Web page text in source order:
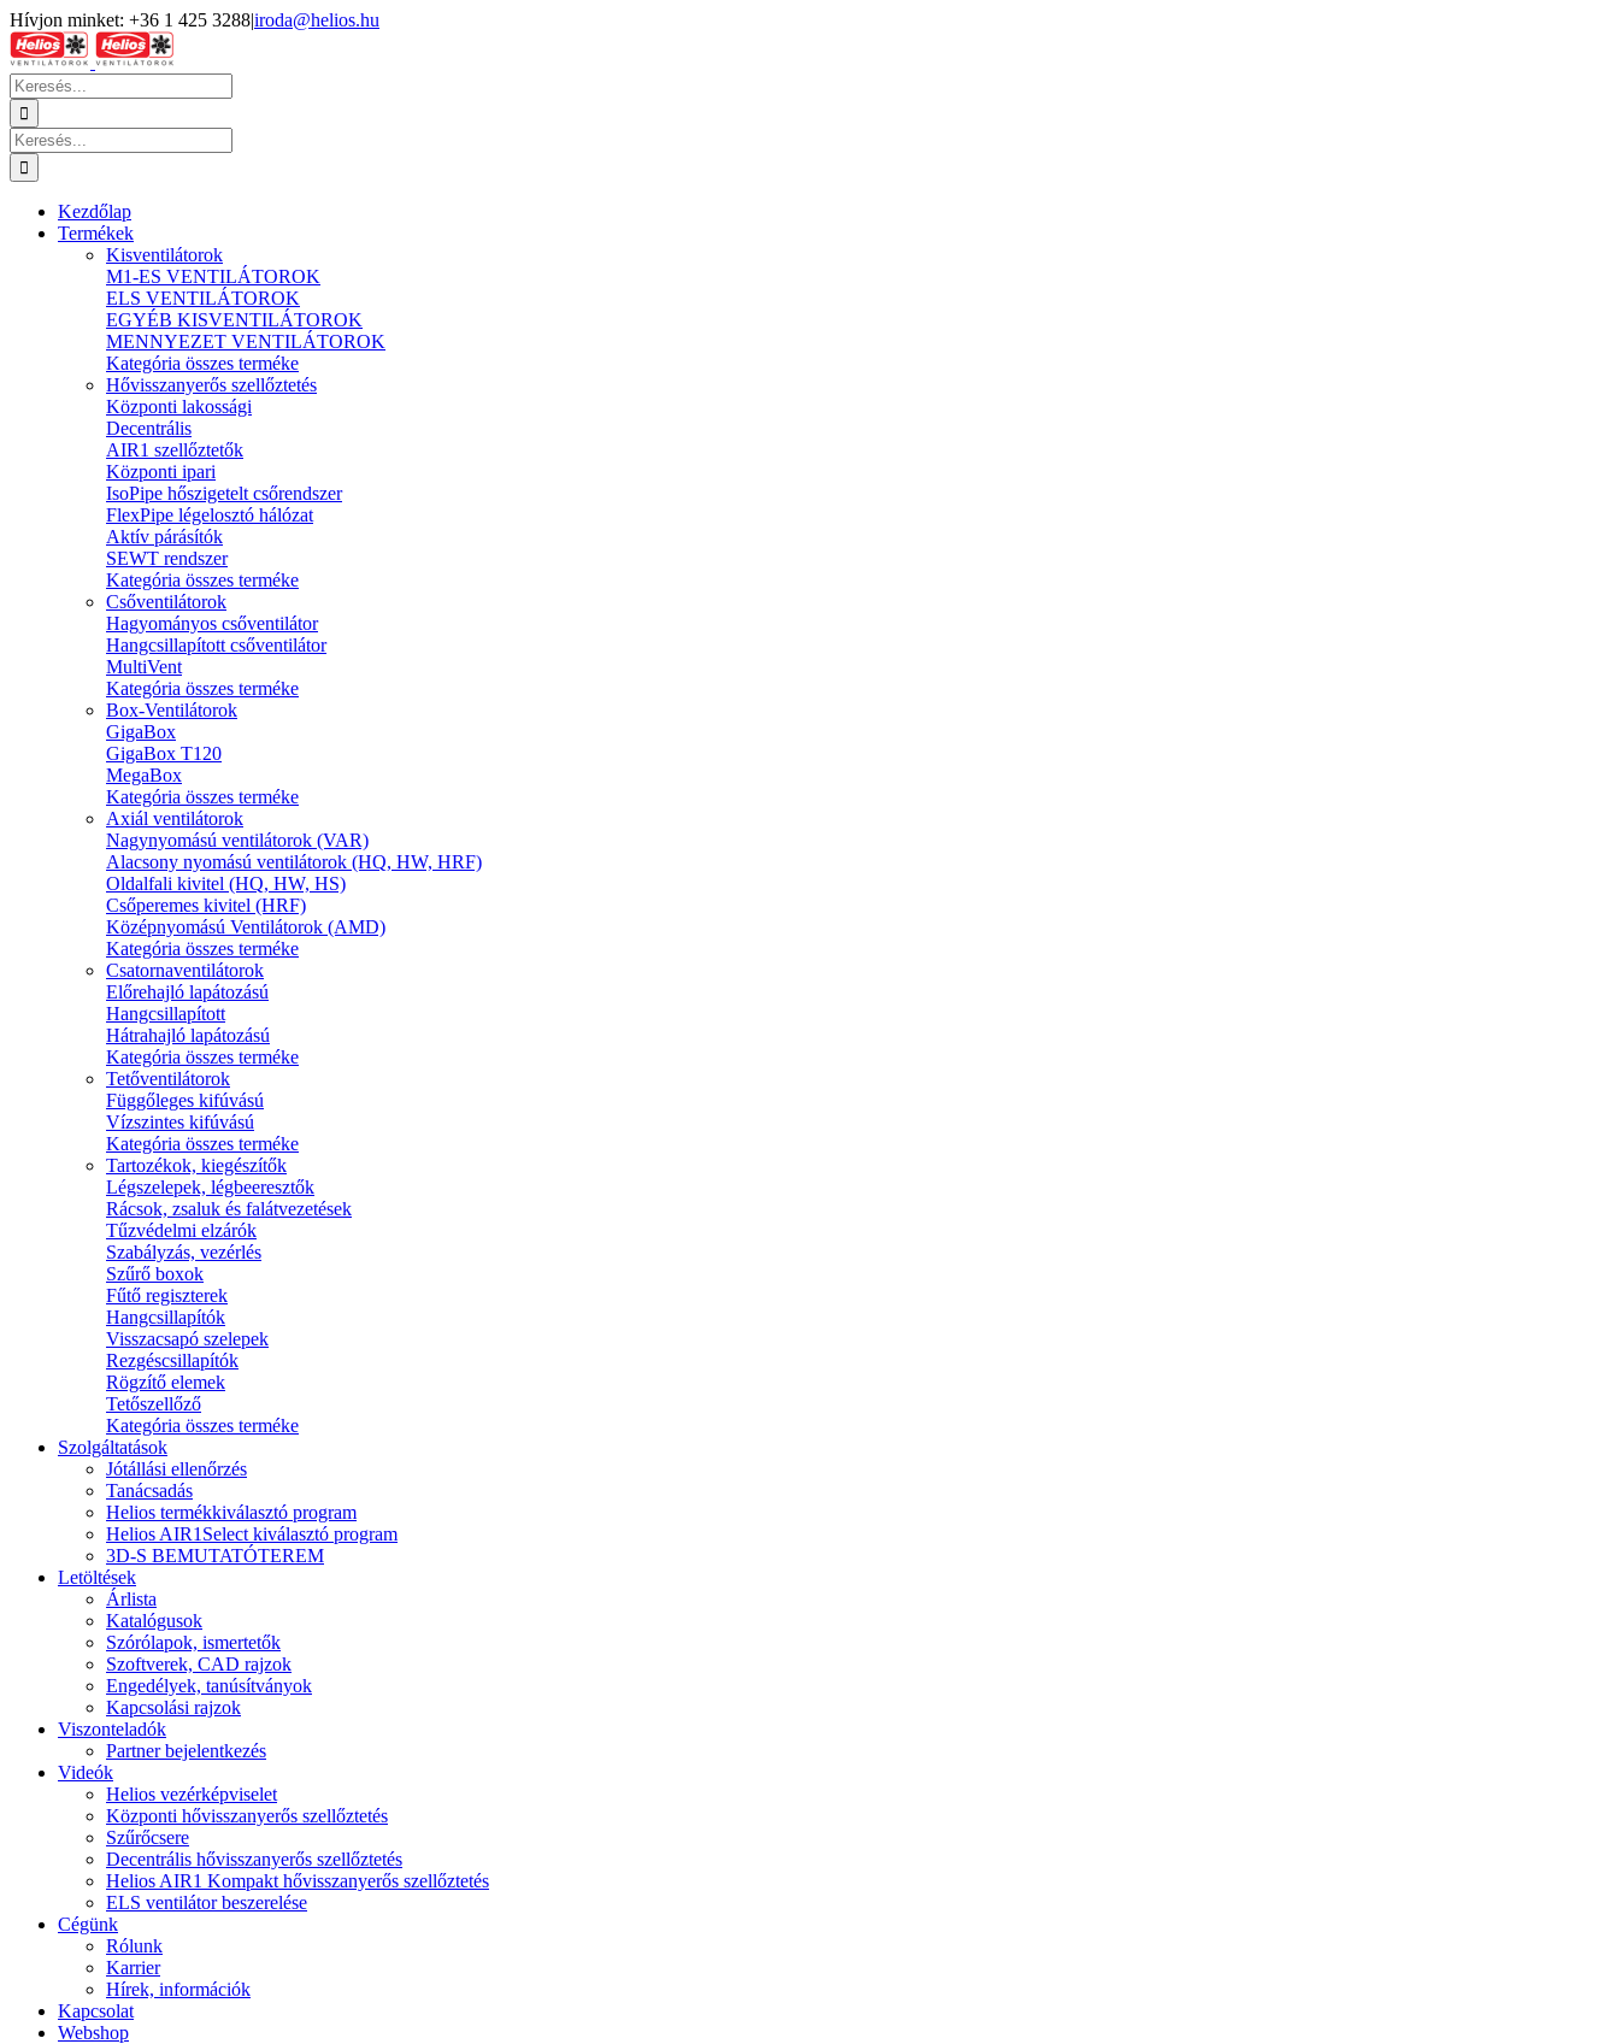
Kihagyás
Hívjon minket: +36 1 425 3288|iroda@helios.hu
YouTube
Facebook
Keresés...
Keresés...
Kezdőlap
Termékek
Kisventilátorok
M1-ES VENTILÁTOROK
ELS VENTILÁTOROK
EGYÉB KISVENTILÁTOROK
MENNYEZET VENTILÁTOROK
Kategória összes terméke
Hővisszanyerős szellőztetés
Központi lakossági
Decentrális
AIR1 szellőztetők
Központi ipari
IsoPipe hőszigetelt csőrendszer
FlexPipe légelosztó hálózat
Aktív párásítók
SEWT rendszer
Kategória összes terméke
Csőventilátorok
Hagyományos csőventilátor
Hangcsillapított csőventilátor
MultiVent
Kategória összes terméke
Box-Ventilátorok
GigaBox
GigaBox T120
MegaBox
Kategória összes terméke
Axiál ventilátorok
Nagynyomású ventilátorok (VAR)
Alacsony nyomású ventilátorok (HQ, HW, HRF)
Oldalfali kivitel (HQ, HW, HS)
Csőperemes kivitel (HRF)
Középnyomású Ventilátorok (AMD)
Kategória összes terméke
Csatornaventilátorok
Előrehajló lapátozású
Hangcsillapított
Hátrahajló lapátozású
Kategória összes terméke
Tetőventilátorok
Függőleges kifúvású
Vízszintes kifúvású
Kategória összes terméke
Tartozékok, kiegészítők
Légszelepek, légbeeresztők
Rácsok, zsaluk és falátvezetések
Tűzvédelmi elzárók
Szabályzás, vezérlés
Szűrő boxok
Fűtő regiszterek
Hangcsillapítók
Visszacsapó szelepek
Rezgéscsillapítók
Rögzítő elemek
Tetőszellőző
Kategória összes terméke
Szolgáltatások
Jótállási ellenőrzés
Tanácsadás
Helios termékkiválasztó program
Helios AIR1Select kiválasztó program
3D-S BEMUTATÓTEREM
Letöltések
Árlista
Katalógusok
Szórólapok, ismertetők
Szoftverek, CAD rajzok
Engedélyek, tanúsítványok
Kapcsolási rajzok
Viszonteladók
Partner bejelentkezés
Videók
Helios vezérképviselet
Központi hővisszanyerős szellőztetés
Szűrőcsere
Decentrális hővisszanyerős szellőztetés
Helios AIR1 Kompakt hővisszanyerős szellőztetés
ELS ventilátor beszerelése
Cégünk
Rólunk
Karrier
Hírek, információk
Kapcsolat
Webshop